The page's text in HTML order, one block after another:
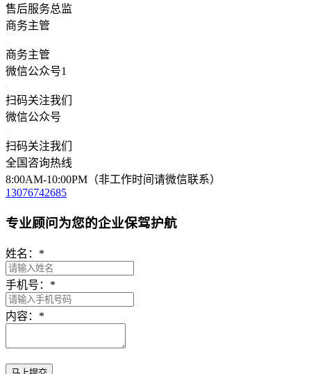
售后服务总监
商务主管
商务主管
微信公众号1
扫码关注我们
微信公众号
扫码关注我们
全国咨询热线
8:00AM-10:00PM（非工作时间请微信联系）
13076742685
专业顾问为您的企业保驾护航
姓名： *
手机号： *
内容： *